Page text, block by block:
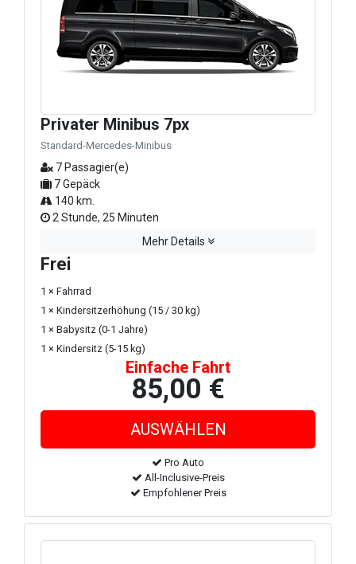
Privater Minibus 7px
Standard-Mercedes-Minibus
7 Passagier(e)
7 Gepäck
140 km.
2 Stunde, 25 Minuten
Mehr Details
Frei
1 × Fahrrad
1 × Kindersitzerhöhung (15 / 30 kg)
1 × Babysitz (0-1 Jahre)
1 × Kindersitz (5-15 kg)
Einfache Fahrt
85,00 €
Pro Auto
All-Inclusive-Preis
Empfohlener Preis